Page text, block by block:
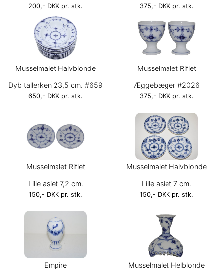
200,- DKK pr. stk. 375,- DKK pr. stk.
Musselmalet Halvblonde
Dyb tallerken 23,5 cm. #659
650,- DKK pr. stk.
Musselmalet Riflet
Æggebæger #2026
375,- DKK pr. stk.
Musselmalet Riflet
Lille asiet 7,2 cm.
150,- DKK pr. stk.
Musselmalet Halvblonde
Lille asiet 7 cm.
150,- DKK pr. stk.
Empire
Musselmalet Helblonde